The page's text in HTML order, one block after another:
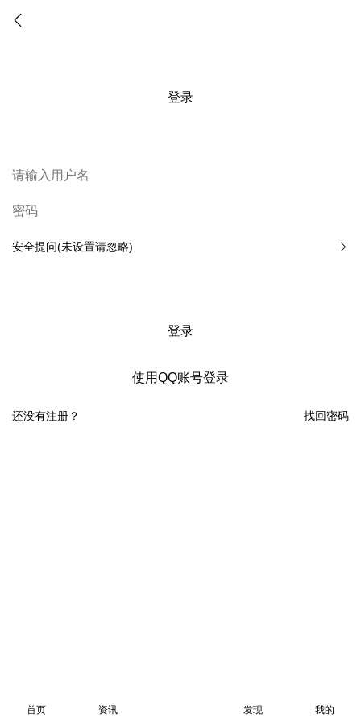
登录
安全提问(未设置请忽略)
登录
使用QQ账号登录
找回密码
还没有注册？
首页 资讯 发现 我的